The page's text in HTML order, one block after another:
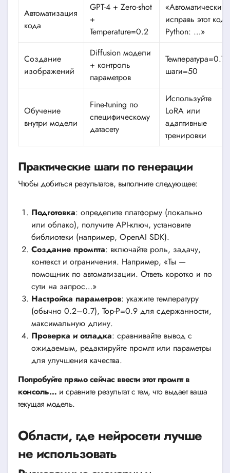
Автоматизация
кода
GPT-4 + Zero-shot
+
Temperature=0.2
«Автоматически
исправь этот код
Python: …»
Создание
изображений
Diffusion модели
+ контроль
параметров
Температура=0.7,
шаги=50
Обучение
внутри модели
Fine-tuning по
специфическому
датасету
Используйте
LoRA или
адаптивные
тренировки
Практические шаги по генерации
Чтобы добиться результатов, выполните следующее:
Подготовка: определите платформу (локально
или облако), получите API-ключ, установите
библиотеки (например, OpenAI SDK).
Создание промпта: включайте роль, задачу,
контекст и ограничения. Например, «Ты —
помощник по автоматизации. Ответь коротко и по
сути на запрос…»
Настройка параметров: укажите температуру
(обычно 0.2–0.7), Top-P=0.9 для сдержанности,
максимальную длину.
Проверка и отладка: сравнивайте вывод с
ожидаемым, редактируйте промпт или параметры
для улучшения качества.
Попробуйте прямо сейчас ввести этот промпт в
консоль… и сравните результат с тем, что выдает ваша
текущая модель.
Области, где нейросети лучше
не использовать